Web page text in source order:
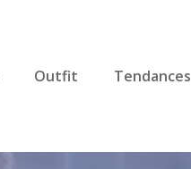
Outfit Tendances